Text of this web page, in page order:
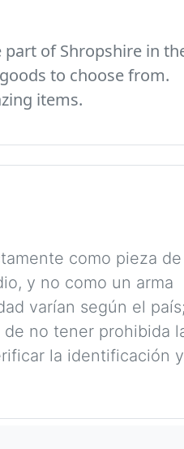
part of Shropshire in
to choose from.
items.
como pieza de
y no como un arma
varían según el país;
no tener prohibida
la identificación y